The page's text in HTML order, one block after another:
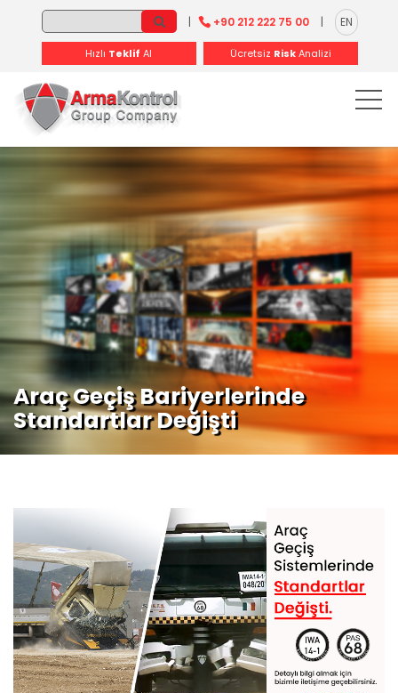
-- -
| +90 212 222 75 00 | EN
Hızlı Teklif Al Ücretsiz RiskAnalizi
Araç Geçiş Bariyerlerinde
Standartlar Değişti